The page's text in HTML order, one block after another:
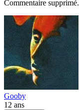
Commentaire supprimé.
Gooby
12 ans